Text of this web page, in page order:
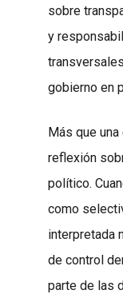
sobre
y
gobierno en
Más que
reflexión
político.
como
interpretada
de control
parte de las